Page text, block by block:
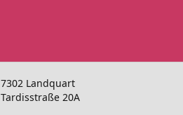
7302 Landquart
Tardisstraße 20A